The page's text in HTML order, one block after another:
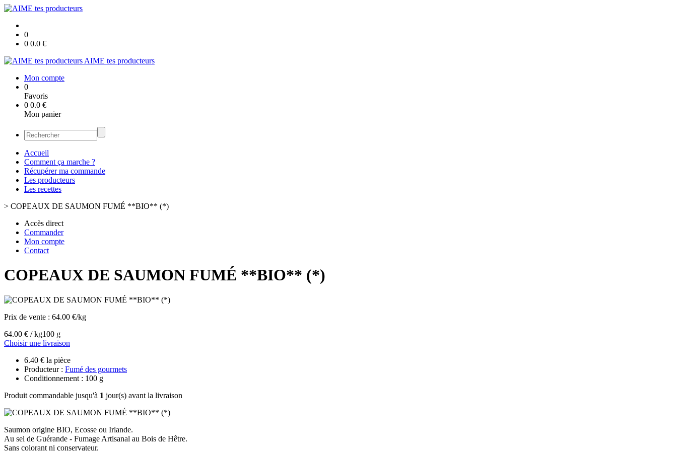
0
0 0.0 €
AIME tes producteurs
Mon compte
0
Favoris
0 0.0 €
Mon panier
Accueil
Comment ça marche ?
Récupérer ma commande
Les producteurs
Les recettes
> COPEAUX DE SAUMON FUMÉ **BIO** (*)
Accès direct
Commander
Mon compte
Contact
COPEAUX DE SAUMON FUMÉ **BIO** (*)
Prix de vente : 64.00 €/kg
64.00 € / kg100 g
Choisir une livraison
6.40 € la pièce
Producteur : Fumé des gourmets
Conditionnement : 100 g
Produit commandable jusqu'à 1 jour(s) avant la livraison
Saumon origine BIO, Ecosse ou Irlande.
Au sel de Guérande - Fumage Artisanal au Bois de Hêtre.
Sans colorant ni conservateur.